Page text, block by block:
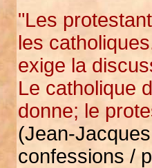
"Les
les
exige la
Le catholique
donne; le
(Jean-
confessions /